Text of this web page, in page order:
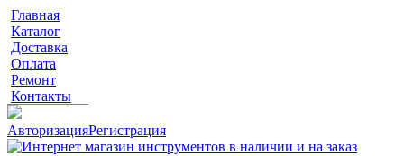
Главная
Каталог
Доставка
Оплата
Ремонт
Контакты
АвторизацияРегистрация